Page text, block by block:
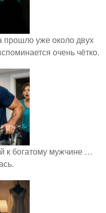
прошло уже около двух
очень чётко.
к богатому мужчине …